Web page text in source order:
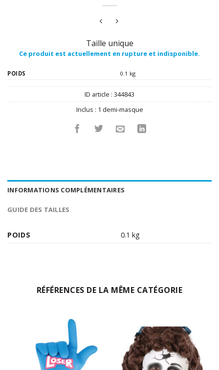
Taille unique
Ce produit est actuellement en rupture et indisponible.
POIDS 0.1 kg
ID article : 344843
Inclus : 1 demi-masque
INFORMATIONS COMPLÉMENTAIRES
GUIDE DES TAILLES
POIDS 0.1 kg
RÉFÉRENCES DE LA MÊME CATÉGORIE